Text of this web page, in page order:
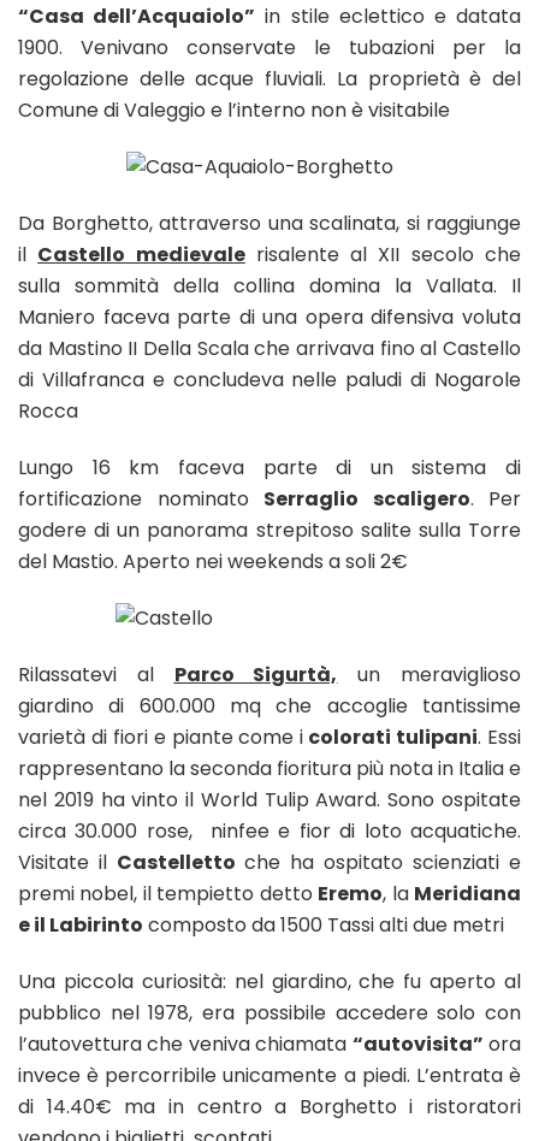
“Casa dell’Acquaiolo” in stile eclettico e datata
1900. Venivano conservate le tubazioni per la
regolazione delle acque fluviali. La proprietà è del
Comune di Valeggio e l’interno non è visitabile
Da Borghetto, attraverso una scalinata, si raggiunge
il Castello medievalerisalente al XII secolo che
sulla sommità della collina domina la Vallata. Il
Maniero faceva parte di una opera difensiva voluta
da Mastino II Della Scala che arrivava fino al Castello
di Villafranca e concludeva nelle paludi di Nogarole
Rocca
Lungo 16 km faceva parte di un sistema di
fortificazione nominato Serraglio scaligero. Per
godere di un panorama strepitoso salite sulla Torre
del Mastio. Aperto nei weekends a soli 2€
Rilassatevi al Parco Sigurtà, un meraviglioso
giardino di 600.000 mq che accoglie tantissime
varietà di fiori e piante come i colorati tulipani. Essi
rappresentano la seconda fioritura più nota in Italia e
nel 2019 ha vinto il World Tulip Award. Sono ospitate
circa 30.000 rose, ninfee e fior di loto acquatiche.
Visitate il Castelletto che ha ospitato scienziati e
premi nobel, il tempietto detto Eremo, la Meridiana
e il Labirinto composto da 1500 Tassi alti due metri
Una piccola curiosità: nel giardino, che fu aperto al
pubblico nel 1978, era possibile accedere solo con
l’autovettura che veniva chiamata “autovisita” ora
invece è percorribile unicamente a piedi. L’entrata è
di 14.40€ ma in centro a Borghetto i ristoratori